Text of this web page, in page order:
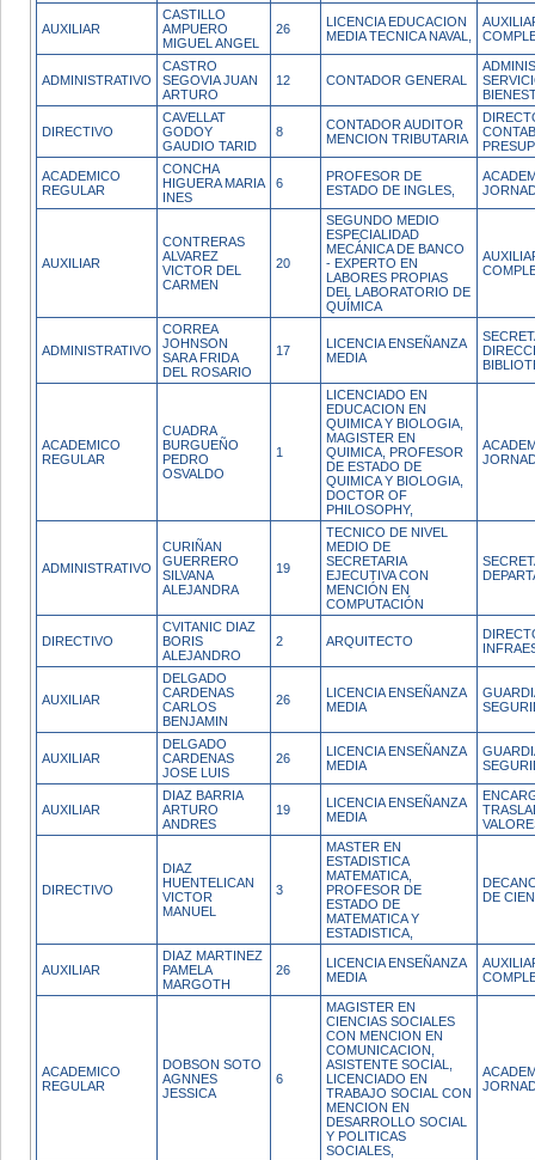
AUXILIAR
CASTILLO
AMPUERO
MIGUEL ANGEL
26
LICENCIA EDUCACION
MEDIA TECNICA NAVAL,
ADMINISTRATIVO
CASTRO
SEGOVIA JUAN
ARTURO
12 CONTADOR GENERAL
DIRECTIVO
CAVELLAT
GODOY
GAUDIO TARID
8
CONTADOR AUDITOR
MENCION TRIBUTARIA
ACADEMICO
REGULAR
CONCHA
HIGUERA MARIA
INES
6
PROFESOR DE
ESTADO DE INGLES,
AUXILIAR
CONTRERAS
ALVAREZ
VICTOR DEL
CARMEN
20
SEGUNDO MEDIO
ESPECIALIDAD
MECÁNICA DE BANCO
- EXPERTO EN
LABORES PROPIAS
DEL LABORATORIO DE
QUÍMICA
ADMINISTRATIVO
CORREA
JOHNSON
SARA FRIDA
DEL ROSARIO
17
LICENCIA ENSEÑANZA
MEDIA
ACADEMICO
REGULAR
CUADRA
BURGUEÑO
PEDRO
OSVALDO
1
LICENCIADO EN
EDUCACION EN
QUIMICA Y BIOLOGIA,
MAGISTER EN
QUIMICA, PROFESOR
DE ESTADO DE
QUIMICA Y BIOLOGIA,
DOCTOR OF
PHILOSOPHY,
ADMINISTRATIVO
CURIÑAN
GUERRERO
SILVANA
ALEJANDRA
19
TECNICO DE NIVEL
MEDIO DE
SECRETARIA
EJECUTIVA CON
MENCIÓN EN
COMPUTACIÓN
DIRECTIVO
CVITANIC DIAZ
BORIS
ALEJANDRO
2 ARQUITECTO
AUXILIAR
DELGADO
CARDENAS
CARLOS
BENJAMIN
26
LICENCIA ENSEÑANZA
MEDIA
AUXILIAR
DELGADO
CARDENAS
JOSE LUIS
26
LICENCIA ENSEÑANZA
MEDIA
AUXILIAR
DIAZ BARRIA
ARTURO
ANDRES
19
LICENCIA ENSEÑANZA
MEDIA
DIRECTIVO
DIAZ
HUENTELICAN
VICTOR
MANUEL
3
MASTER EN
ESTADISTICA
MATEMATICA,
PROFESOR DE
ESTADO DE
MATEMATICA Y
ESTADISTICA,
DE
AUXILIAR
DIAZ MARTINEZ
PAMELA
MARGOTH
26
LICENCIA ENSEÑANZA
MEDIA
ACADEMICO
REGULAR
DOBSON SOTO
AGNNES
JESSICA
6
MAGISTER EN
CIENCIAS SOCIALES
CON MENCION EN
COMUNICACION,
ASISTENTE SOCIAL,
LICENCIADO EN
TRABAJO SOCIAL CON
MENCION EN
DESARROLLO SOCIAL
Y POLITICAS
SOCIALES,